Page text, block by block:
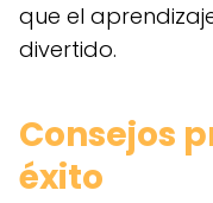
que el
divertido.
Consejos
éxito